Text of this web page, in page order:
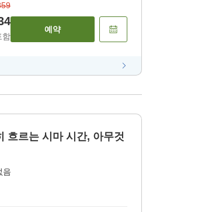
함
예약
흐르는 시마 시간, 아무것
음